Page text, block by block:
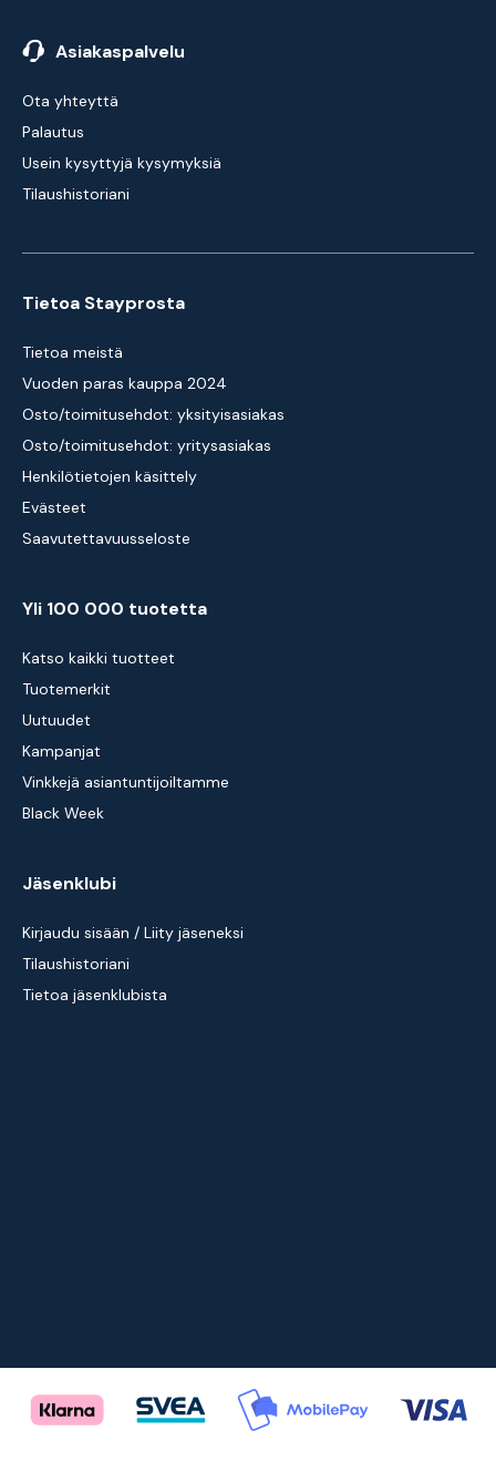
Asiakaspalvelu
Ota yhteyttä
Palautus
Usein kysyttyjä kysymyksiä
Tilaushistoriani
Tietoa Stayprosta
Tietoa meistä
Vuoden paras kauppa 2024
Osto/toimitusehdot: yksityisasiakas
Osto/toimitusehdot: yritysasiakas
Henkilötietojen käsittely
Evästeet
Saavutettavuusseloste
Yli 100 000 tuotetta
Katso kaikki tuotteet
Tuotemerkit
Uutuudet
Kampanjat
Vinkkejä asiantuntijoiltamme
Black Week
Jäsenklubi
Kirjaudu sisään / Liity jäseneksi
Tilaushistoriani
Tietoa jäsenklubista